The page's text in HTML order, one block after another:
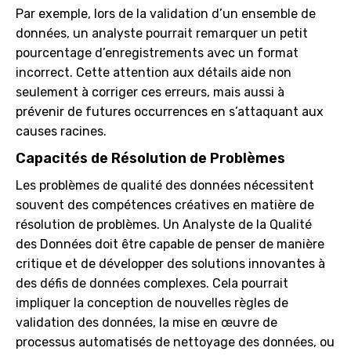
Par exemple, lors de la validation d’un ensemble de
données, un analyste pourrait remarquer un petit
pourcentage d’enregistrements avec un format
incorrect. Cette attention aux détails aide non
seulement à corriger ces erreurs, mais aussi à
prévenir de futures occurrences en s’attaquant aux
causes racines.
Capacités de Résolution de Problèmes
Les problèmes de qualité des données nécessitent
souvent des compétences créatives en matière de
résolution de problèmes. Un Analyste de la Qualité
des Données doit être capable de penser de manière
critique et de développer des solutions innovantes à
des défis de données complexes. Cela pourrait
impliquer la conception de nouvelles règles de
validation des données, la mise en œuvre de
processus automatisés de nettoyage des données, ou